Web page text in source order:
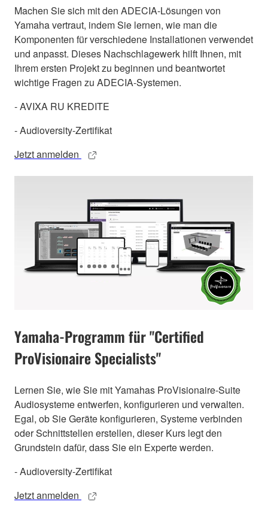
Machen Sie sich mit den ADECIA-Lösungen von
Yamaha vertraut, indem Sie lernen, wie man die
Komponenten für verschiedene Installationen verwendet
und anpasst. Dieses Nachschlagewerk hilft Ihnen, mit
Ihrem ersten Projekt zu beginnen und beantwortet
wichtige Fragen zu ADECIA-Systemen.
- AVIXA RU KREDITE
- Audioversity-Zertifikat
Jetzt anmelden
Yamaha-Programm für "Certified
ProVisionaire Specialists"
Lernen Sie, wie Sie mit Yamahas ProVisionaire-Suite
Audiosysteme entwerfen, konfigurieren und verwalten.
Egal, ob Sie Geräte konfigurieren, Systeme verbinden
oder Schnittstellen erstellen, dieser Kurs legt den
Grundstein dafür, dass Sie ein Experte werden.
- Audioversity-Zertifikat
Jetzt anmelden